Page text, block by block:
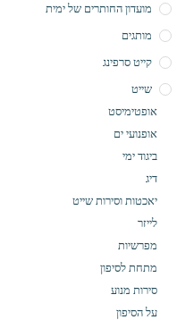
מועדון החותרים של ימית
מותגים
קייט סרפינג
שייט
אופטימיסט
אופנועי ים
ביגוד ימי
דיג
יאכטות וסירות שייט
לייזר
מפרשיות
מתחת לסיפון
סירות מנוע
על הסיפון